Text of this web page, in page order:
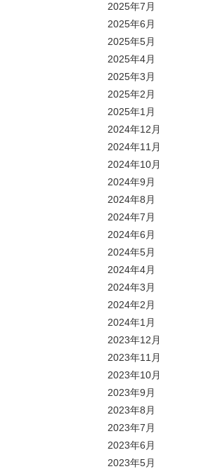
2025年7月
2025年6月
2025年5月
2025年4月
2025年3月
2025年2月
2025年1月
2024年12月
2024年11月
2024年10月
2024年9月
2024年8月
2024年7月
2024年6月
2024年5月
2024年4月
2024年3月
2024年2月
2024年1月
2023年12月
2023年11月
2023年10月
2023年9月
2023年8月
2023年7月
2023年6月
2023年5月